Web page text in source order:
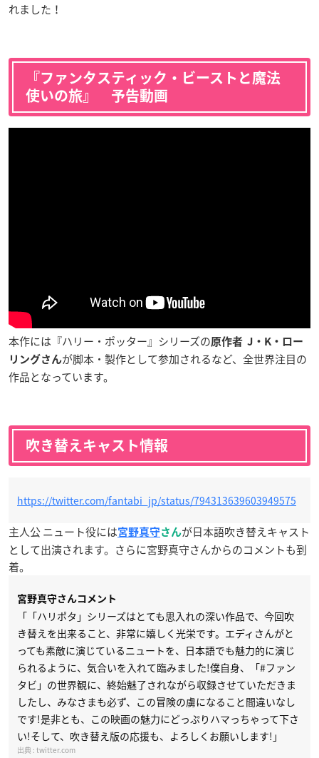
れました！
『ファンタスティック・ビーストと魔法
使いの旅』 予告動画
本作には『ハリー・ポッター』シリーズの原作者 J・K・ロー
リングさんが脚本・製作として参加されるなど、全世界注目の
作品となっています。
吹き替えキャスト情報
https://twitter.com/fantabi_jp/status/794313639603949575
主人公 ニュート役には宮野真守さんが日本語吹き替えキャスト
として出演されます。さらに宮野真守さんからのコメントも到
着。
宮野真守さんコメント
「「ハリポタ」シリーズはとても思入れの深い作品で、今回吹
き替えを出来ること、非常に嬉しく光栄です。エディさんがと
っても素敵に演じているニュートを、日本語でも魅力的に演じ
られるように、気合いを入れて臨みました!僕自身、「#ファン
タビ」の世界観に、終始魅了されながら収録させていただきま
したし、みなさまも必ず、この冒険の虜になること間違いなし
です!是非とも、この映画の魅力にどっぷりハマっちゃって下さ
い!そして、吹き替え版の応援も、よろしくお願いします!」
twitter.com